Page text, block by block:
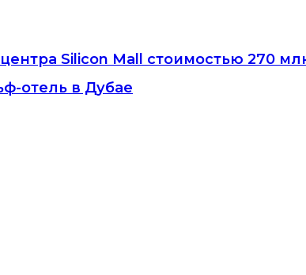
Silicon Mall стоимостью 270
отель в Дубае